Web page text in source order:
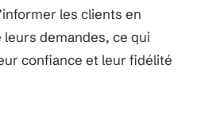
les clients en
leurs demandes, ce qui
confiance et leur fidélité